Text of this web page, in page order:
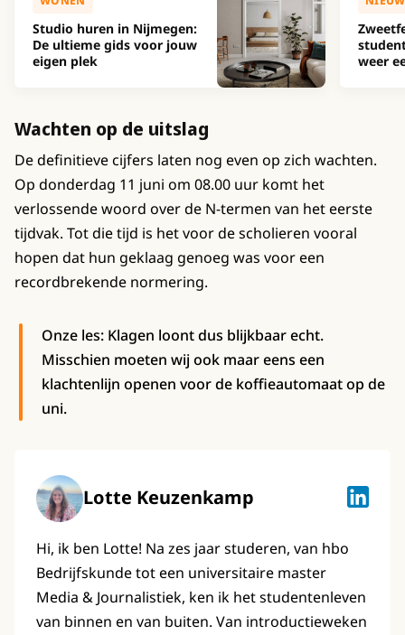
Studio huren in Nijmegen:
De ultieme gids voor jouw
eigen plek
weer
Wachten op de uitslag
De definitieve cijfers laten nog even op zich wachten.
Op donderdag 11 juni om 08.00 uur komt het
verlossende woord over de N-termen van het eerste
tijdvak. Tot die tijd is het voor de scholieren vooral
hopen dat hun geklaag genoeg was voor een
recordbrekende normering.
Onze les: Klagen loont dus blijkbaar echt.
Misschien moeten wij ook maar eens een
klachtenlijn openen voor de koffieautomaat op de
uni.
Lotte Keuzenkamp Lotte
Hi, ik ben Lotte! Na zes jaar studeren, van hbo
Bedrijfskunde tot een universitaire master
Media & Journalistiek, ken ik het studentenleven
van binnen en van buiten. Van introductieweken